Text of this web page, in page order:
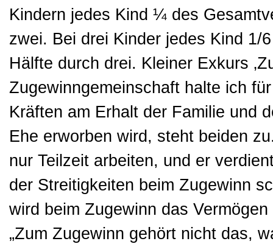
Kindern jedes Kind ¼ des
zwei. Bei drei Kinder jedes Kind 1/
Hälfte durch drei. Kleiner Exkurs
Zugewinngemeinschaft halte ich
Kräften am Erhalt der Familie und
Ehe erworben wird, steht beiden
nur Teilzeit arbeiten, und er
der Streitigkeiten beim Zugewinn
wird beim Zugewinn das
„Zum Zugewinn gehört nicht das,